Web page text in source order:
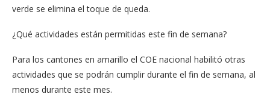
verde se elimina el toque de queda.
¿Qué actividades están permitidas este fin de semana?
Para los cantones en amarillo el COE nacional habilitó otras
actividades que se podrán cumplir durante el fin de semana, al
menos durante este mes.